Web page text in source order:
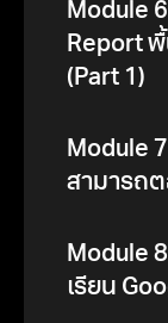
Module
Report พื้
(Part 1)
Module
สามารถต
Module
เรียน